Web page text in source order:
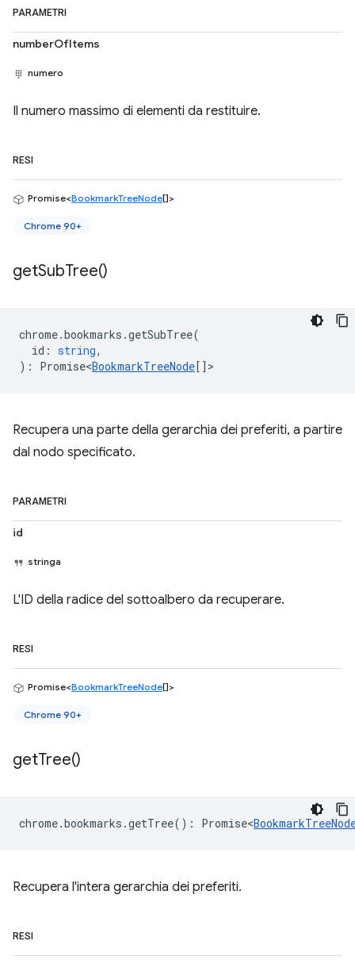
PARAMETRI
numberOfItems
numero
Il numero massimo di elementi da restituire.
RESI
Promise<BookmarkTreeNode[]>
Chrome 90+
getSubTree()
chrome.bookmarks .getSubTree(
id : string,
) : Promise<BookmarkTreeNode [] >
Recupera una parte della gerarchia dei preferiti, a partire
dal nodo specificato.
PARAMETRI
id
stringa
L'ID della radice del sottoalbero da recuperare.
RESI
Promise<BookmarkTreeNode[]>
Chrome 90+
getTree()
chrome.bookmarks .getTree() : Promise<
Recupera l'intera gerarchia dei preferiti.
RESI